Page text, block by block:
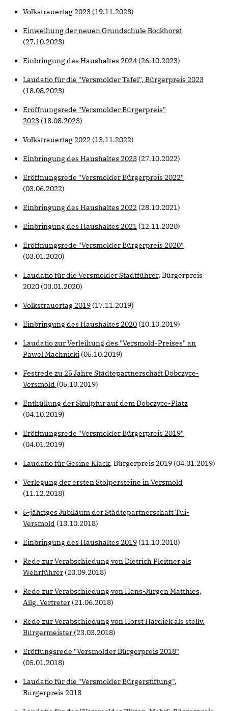
Volkstrauertag 2023 (19.11.2023)
Einweihung der neuen Grundschule Bockhorst
(27.10.2023)
Einbringung des Haushaltes 2024 (26.10.2023)
Laudatio für die "Versmolder Tafel", Bürgerpreis 2023
(18.08.2023)
Eröffnungsrede "Versmolder Bürgerpreis"
2023 (18.08.2023)
Volkstrauertag 2022 (13.11.2022)
Einbringung des Haushaltes 2023 (27.10.2022)
Eröffnungsrede "Versmolder Bürgerpreis 2022"
(03.06.2022)
Einbringung des Haushaltes 2022 (28.10.2021)
Einbringung des Haushaltes 2021 (12.11.2020)
Eröffnungsrede "Versmolder Bürgerpreis 2020"
(03.01.2020)
Laudatio für die Versmolder Stadtführer, Bürgerpreis
2020 (03.01.2020)
Volkstrauertag 2019 (17.11.2019)
Einbringung des Haushaltes 2020 (10.10.2019)
Laudatio zur Verleihung des "Versmold-Preises" an
Pawel Machnicki (05.10.2019)
Festrede zu 25 Jahre Städtepartnerschaft Dobczyce-
Versmold (05.10.2019)
Enthüllung der Skulptur auf dem Dobczyce-Platz
(04.10.2019)
Eröffnungsrede "Versmolder Bürgerpreis 2019"
(04.01.2019)
Laudatio für Gesine Klack, Bürgerpreis 2019 (04.01.2019)
Verlegung der ersten Stolpersteine in Versmold
(11.12.2018)
5-jähriges Jubiläum der Städtepartnerschaft Tui-
Versmold (13.10.2018)
Einbringung des Haushaltes 2019 (11.10.2018)
Rede zur Verabschiedung von Dietrich Pleitner als
Wehrführer (23.09.2018)
Rede zur Verabschiedung von Hans-Jürgen Matthies,
Allg. Vertreter (21.06.2018)
Rede zur Verabschiedung von Horst Hardiek als stellv.
Bürgermeister (23.03.2018)
Eröffungsrede "Versmolder Bürgerpreis 2018"
(05.01.2018)
Laudatio für die "Versmolder Bürgerstiftung",
Bürgerpreis 2018